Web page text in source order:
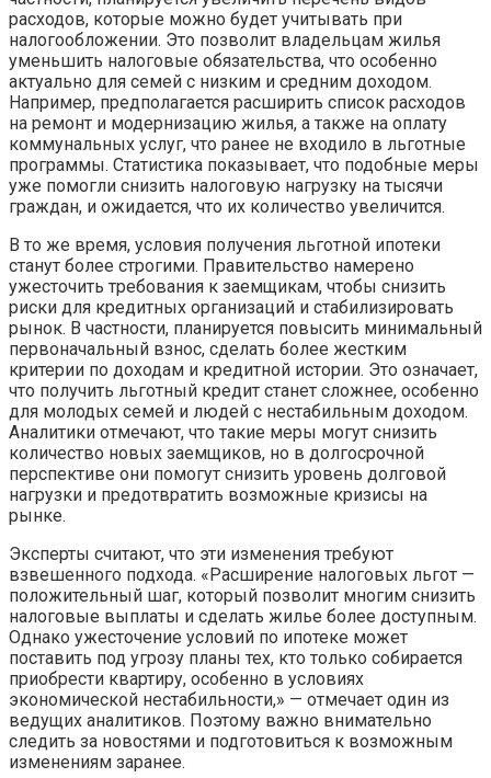
расходов, которые можно будет учитывать при
налогообложении. Это позволит владельцам жилья
уменьшить налоговые обязательства, что особенно
актуально для семей с низким и средним доходом.
Например, предполагается расширить список расходов
на ремонт и модернизацию жилья, а также на оплату
коммунальных услуг, что ранее не входило в льготные
программы. Статистика показывает, что подобные меры
уже помогли снизить налоговую нагрузку на тысячи
граждан, и ожидается, что их количество увеличится.
В то же время, условия получения льготной ипотеки
станут более строгими. Правительство намерено
ужесточить требования к заемщикам, чтобы снизить
риски для кредитных организаций и стабилизировать
рынок. В частности, планируется повысить минимальный
первоначальный взнос, сделать более жестким
критерии по доходам и кредитной истории. Это означает,
что получить льготный кредит станет сложнее, особенно
для молодых семей и людей с нестабильным доходом.
Аналитики отмечают, что такие меры могут снизить
количество новых заемщиков, но в долгосрочной
перспективе они помогут снизить уровень долговой
нагрузки и предотвратить возможные кризисы на
рынке.
Эксперты считают, что эти изменения требуют
взвешенного подхода. «Расширение налоговых льгот —
положительный шаг, который позволит многим снизить
налоговые выплаты и сделать жилье более доступным.
Однако ужесточение условий по ипотеке может
поставить под угрозу планы тех, кто только собирается
приобрести квартиру, особенно в условиях
экономической нестабильности,» — отмечает один из
ведущих аналитиков. Поэтому важно внимательно
следить за новостями и подготовиться к возможным
изменениям заранее.